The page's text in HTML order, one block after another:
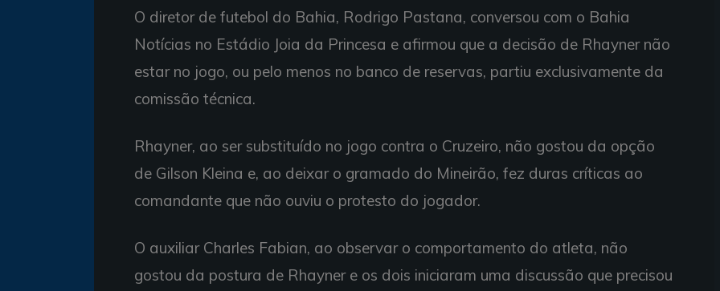
O diretor de futebol do Bahia, Rodrigo Pastana, conversou com o Bahia
Notícias no Estádio Joia da Princesa e afirmou que a decisão de Rhayner não
estar no jogo, ou pelo menos no banco de reservas, partiu exclusivamente da
comissão técnica.
Rhayner, ao ser substituído no jogo contra o Cruzeiro, não gostou da opção
de Gilson Kleina e, ao deixar o gramado do Mineirão, fez duras críticas ao
comandante que não ouviu o protesto do jogador.
O auxiliar Charles Fabian, ao observar o comportamento do atleta, não
gostou da postura de Rhayner e os dois iniciaram uma discussão que precisou